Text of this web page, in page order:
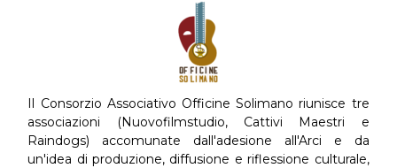
Il Consorzio Associativo Officine Solimano riunisce tre
associazioni (Nuovofilmstudio, Cattivi Maestri e
Raindogs) accomunate dall'adesione all'Arci e da
un'idea di produzione, diffusione e riflessione culturale,